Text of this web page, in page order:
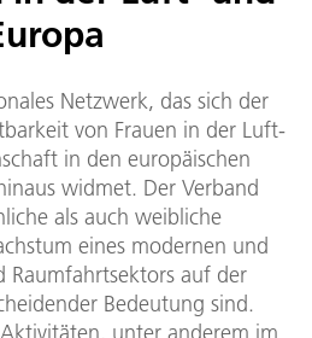
Netzwerk, das sich der
von Frauen in der Luft-
in den europäischen
widmet. Der Verband
als auch weibliche
eines modernen und
Raumfahrtsektors auf der
Bedeutung sind.